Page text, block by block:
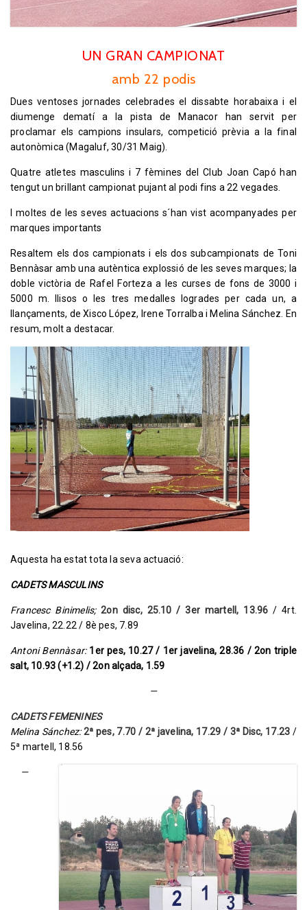
UN GRAN CAMPIONAT
amb 22 podis
Dues ventoses jornades celebrades el dissabte horabaixa i el
diumenge dematí a la pista de Manacor han servit per
proclamar els campions insulars, competició prèvia a la final
autonòmica (Magaluf, 30/31 Maig).
Quatre atletes masculins i 7 fèmines del Club Joan Capó han
tengut un brillant campionat pujant al podi fins a 22 vegades.
I moltes de les seves actuacions s´han vist acompanyades per
marques importants
Resaltem els dos campionats i els dos subcampionats de Toni
Bennàsar amb una autèntica explossió de les seves marques; la
doble victòria de Rafel Forteza a les curses de fons de 3000 i
5000 m. llisos o les tres medalles logrades per cada un, a
llançaments, de Xisco López, Irene Torralba i Melina Sánchez. En
resum, molt a destacar.
Aquesta ha estat tota la seva actuació:
CADETS MASCULINS
Francesc Binimelis;2on disc, 25.10 / 3er martell, 13.96 / 4rt.
Javelina, 22.22 / 8è pes, 7.89
Antoni Bennàsar: 1er pes, 10.27 / 1er javelina, 28.36 / 2on triple
salt, 10.93 (+1.2) / 2on alçada, 1.59
—
CADETS FEMENINES
Melina Sánchez:2ª pes, 7.70 / 2ª javelina, 17.29 / 3ª Disc, 17.23 /
5ª martell, 18.56
—